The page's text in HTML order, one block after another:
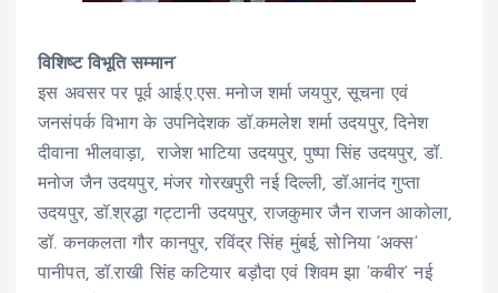
विशिष्ट विभूति सम्मान‘
इस अवसर पर पूर्व आई.ए.एस. मनोज शर्मा जयपुर, सूचना एवं
जनसंपर्क विभाग के उपनिदेशक डॉ.कमलेश शर्मा उदयपुर, दिनेश
दीवाना भीलवाड़ा, राजेश भाटिया उदयपुर, पुष्पा सिंह उदयपुर, डॉ.
मनोज जैन उदयपुर, मंजर गोरखपुरी नई दिल्ली, डॉ.आनंद गुप्ता
उदयपुर, डॉ.श्रद्धा गट्टानी उदयपुर, राजकुमार जैन राजन आकोला,
डॉ. कनकलता गौर कानपुर, रविंद्र सिंह मुंबई, सोनिया ‘अक्स‘
पानीपत, डॉ.राखी सिंह कटियार बड़ौदा एवं शिवम झा ‘कबीर‘ नई